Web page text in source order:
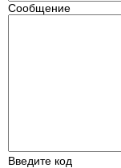
Сообщение
Введите код